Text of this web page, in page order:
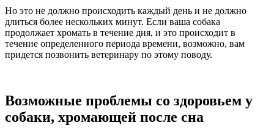
Но это не должно происходить каждый день и не должно
длиться более нескольких минут. Если ваша собака
продолжает хромать в течение дня, и это происходит в
течение определенного периода времени, возможно, вам
придется позвонить ветеринару по этому поводу.
Возможные проблемы со здоровьем у
собаки, хромающей после сна